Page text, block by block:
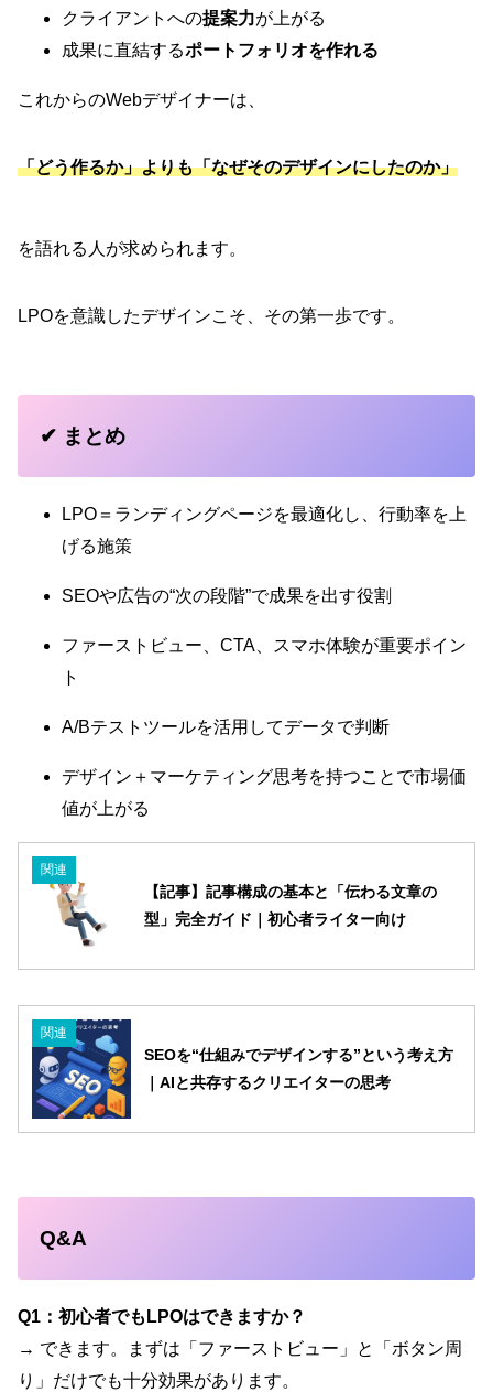
クライアントへの提案力が上がる
成果に直結するポートフォリオを作れる
これからのWebデザイナーは、
「どう作るか」よりも「なぜそのデザインにしたのか」
を語れる人が求められます。
LPOを意識したデザインこそ、その第一歩です。
✔︎ まとめ
LPO＝ランディングページを最適化し、行動率を上
げる施策
SEOや広告の“次の段階”で成果を出す役割
ファーストビュー、CTA、スマホ体験が重要ポイン
ト
A/Bテストツールを活用してデータで判断
デザイン＋マーケティング思考を持つことで市場価
値が上がる
関連
【記事】記事構成の基本と「伝わる文章の
型」完全ガイド｜初心者ライター向け
関連
SEOを“仕組みでデザインする”という考え方
｜AIと共存するクリエイターの思考
Q&A
Q1：初心者でもLPOはできますか？
→ できます。まずは「ファーストビュー」と「ボタン周
り」だけでも十分効果があります。